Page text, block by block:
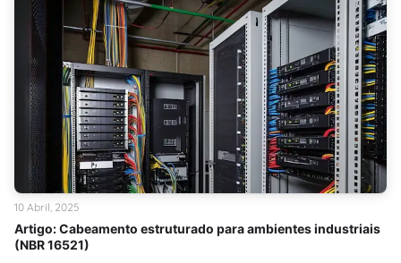
Artigo: Cabeamento estruturado para ambientes industriais
(NBR 16521)
10 Abril, 2025